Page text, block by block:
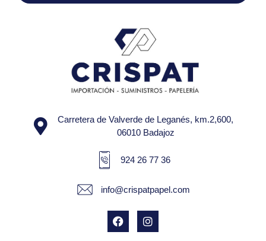
Carretera de Valverde de Leganés, km.2,600,
06010 Badajoz
924 26 77 36
info@crispatpapel.com